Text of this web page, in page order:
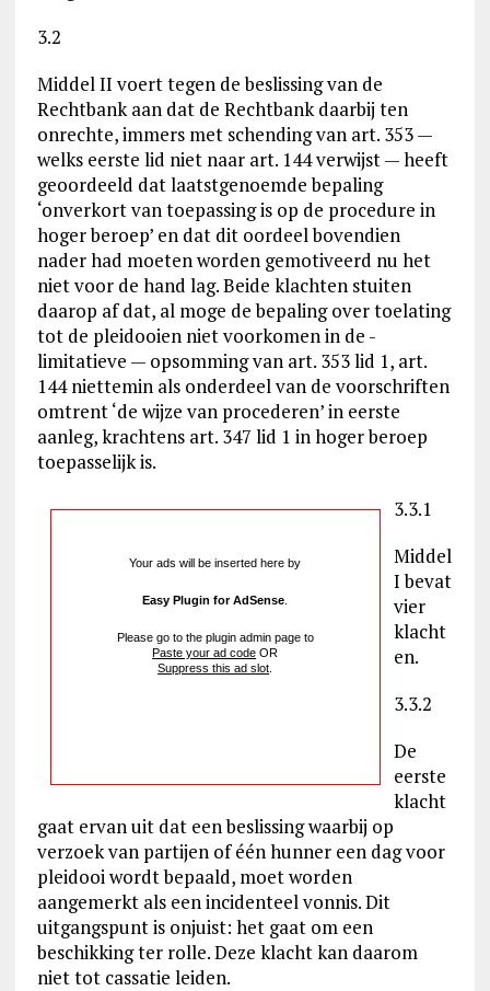
3.2
Middel II voert tegen de beslissing van de
Rechtbank aan dat de Rechtbank daarbij ten
onrechte, immers met schending van art. 353 —
welks eerste lid niet naar art. 144 verwijst — heeft
geoordeeld dat laatstgenoemde bepaling
‘onverkort van toepassing is op de procedure in
hoger beroep’ en dat dit oordeel bovendien
nader had moeten worden gemotiveerd nu het
niet voor de hand lag. Beide klachten stuiten
daarop af dat, al moge de bepaling over toelating
tot de pleidooien niet voorkomen in de -
limitatieve — opsomming van art. 353 lid 1, art.
144 niettemin als onderdeel van de voorschriften
omtrent ‘de wijze van procederen’ in eerste
aanleg, krachtens art. 347 lid 1 in hoger beroep
toepasselijk is.
Your ads will be inserted here by
Easy Plugin for AdSense
Please go to the plugin admin page to
Paste your ad code OR
Suppress this ad slot
3.3.1
Middel
I bevat
vier
klacht
en.
3.3.2
De
eerste
klacht
gaat ervan uit dat een beslissing waarbij op
verzoek van partijen of één hunner een dag voor
pleidooi wordt bepaald, moet worden
aangemerkt als een incidenteel vonnis. Dit
uitgangspunt is onjuist: het gaat om een
beschikking ter rolle. Deze klacht kan daarom
niet tot cassatie leiden.